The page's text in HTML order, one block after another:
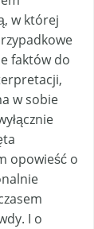
w której
faktów do
w sobie
opowieść o
I o